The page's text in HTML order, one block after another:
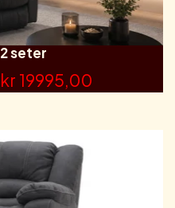
seter
kr 19995,00